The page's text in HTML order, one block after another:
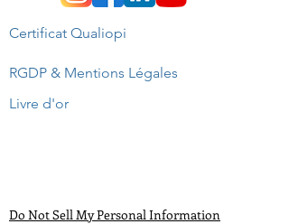
Certificat Qualiopi
RGDP & Mentions Légales
Livre d'or
Do Not Sell My Personal Information